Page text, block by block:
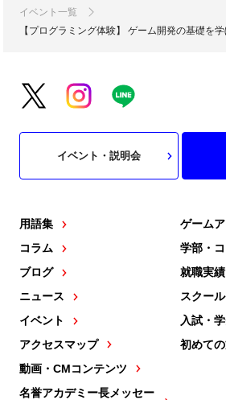
イベント一覧
【プログラミング体験】 ゲーム開発の基礎を学
用語集
コラム
ブログ
ニュース
イベント
アクセスマップ
動画・CMコンテンツ
名誉アカデミー長メッセー
ゲーム
学部・
就職実
スクー
入試・
初めて
イベント・説明会